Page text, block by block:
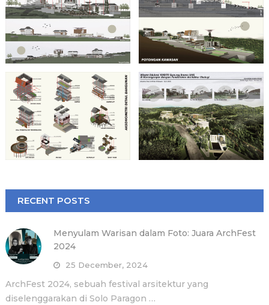
RECENT POSTS
Menyulam Warisan dalam Foto: Juara ArchFest
2024
25 December, 2024
ArchFest 2024, sebuah festival arsitektur yang
diselenggarakan di Solo Paragon …